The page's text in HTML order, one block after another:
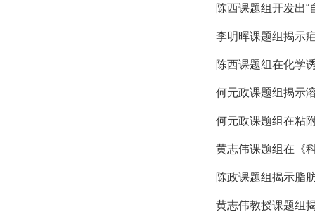
陈西课题组开发出
李明晖课题组揭示
陈西课题组在化学
何元政课题组揭示
何元政课题组在粘
黄志伟课题组在《
陈政课题组揭示脂
黄志伟教授课题组